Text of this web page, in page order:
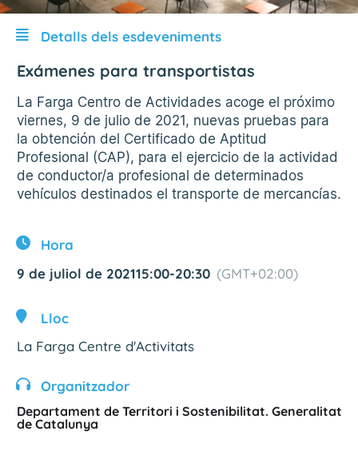
Detalls dels esdeveniments
Exámenes para transportistas
La Farga Centro de Actividades acoge el próximo
viernes, 9 de julio de 2021, nuevas pruebas para
la obtención del Certificado de Aptitud
Profesional (CAP), para el ejercicio de la actividad
de conductor/a profesional de determinados
vehículos destinados el transporte de mercancías.
Hora
9 de juliol de 202115:00-20:30 (GMT+02:00)
Lloc
La Farga Centre d'Activitats
Organitzador
Departament de Territori i Sostenibilitat. Generalitat
de Catalunya